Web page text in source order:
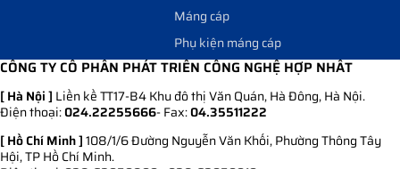
Máng cáp
Phụ kiện máng cáp
CÔNG TY CỔ PHẦN PHÁT TRIỂN CÔNG NGHỆ HỢP NHẤT
[ Hà Nội ] Liền kề TT17-B4 Khu đô thị Văn Quán, Hà Đông, Hà Nội.
Điện thoại:024.22255666- Fax:04.35511222
[ Hồ Chí Minh ]108/1/6 Đường Nguyễn Văn Khối, Phường Thông Tây
Hội, TP Hồ Chí Minh.